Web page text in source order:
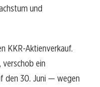
und
KKR-Aktienverkauf.
ein
den 30. Juni — wegen